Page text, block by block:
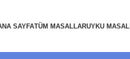
SAYFATÜM MASALLARUYKU